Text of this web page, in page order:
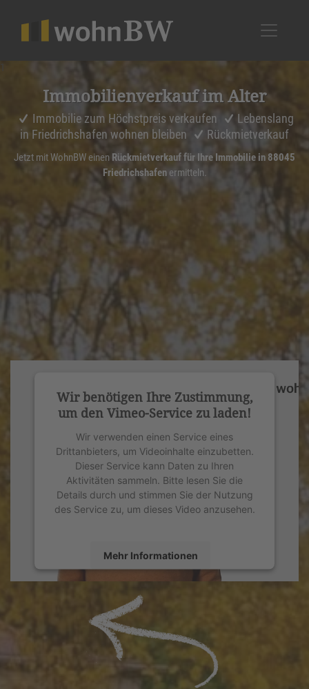
Immobi­li­en­ver­kauf im Alter
Immobilie zum Höchstpreis verkaufen
Lebenslang
in Friedrichshafen wohnen bleiben
Rückmietverkauf
Jetzt mit WohnBW einen Rückmietverkauf für Ihre Immobilie in 88045
Friedrichshafenermitteln.
Wir benötigen Ihre Zustimmung,
um den Vimeo-Service zu laden!
Wir verwenden einen Service eines
Drittanbieters, um Videoinhalte einzubetten.
Dieser Service kann Daten zu Ihren
Aktivitäten sammeln. Bitte lesen Sie die
Details durch und stimmen Sie der Nutzung
des Service zu, um dieses Video anzusehen.
Mehr Informationen
powered by
Management Platform